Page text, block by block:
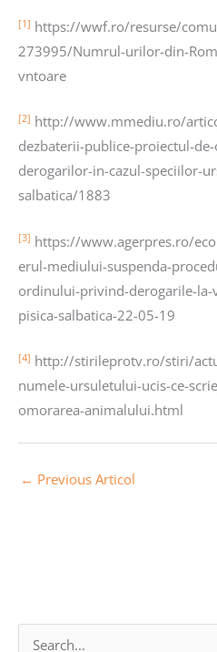
[1] https://wwf.ro/resurse/
273995/Numrul-urilor-din-
vntoare
[2] http://www.mmediu.ro/
dezbaterii-publice-proiectul-
derogarilor-in-cazul-speciilor-
salbatica/1883
[3] https://www.agerpres.ro/
erul-mediului-suspenda-
ordinului-privind-derogarile-la-
pisica-salbatica-22-05-19
[4] http://stirileprotv.ro/stiri/
numele-ursuletului-ucis-ce-
omorarea-animalului.html
← Previous Articol